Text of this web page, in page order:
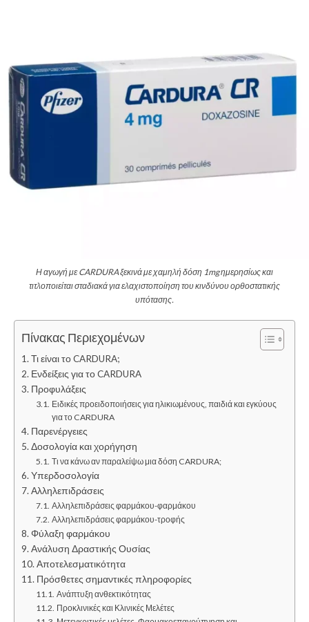
Η αγωγή με CARDURA ξεκινά με χαμηλή δόση 1mg ημερησίως και
τιτλοποιείται σταδιακά για ελαχιστοποίηση του κινδύνου ορθοστατικής
υπότασης.
Πίνακας Περιεχομένων
Τι είναι το CARDURA;
Ενδείξεις για το CARDURA
Προφυλάξεις
Ειδικές προειδοποιήσεις για ηλικιωμένους, παιδιά και εγκύους
για το CARDURA
Παρενέργειες
Δοσολογία και χορήγηση
Τι να κάνω αν παραλείψω μια δόση CARDURA;
Υπερδοσολογία
Αλληλεπιδράσεις
Αλληλεπιδράσεις φαρμάκου-φαρμάκου
Αλληλεπιδράσεις φαρμάκου-τροφής
Φύλαξη φαρμάκου
Ανάλυση Δραστικής Ουσίας
Αποτελεσματικότητα
Πρόσθετες σημαντικές πληροφορίες
Ανάπτυξη ανθεκτικότητας
Προκλινικές και Κλινικές Μελέτες